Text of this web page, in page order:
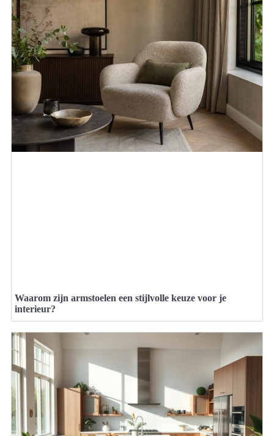
Waarom zijn armstoelen een stijlvolle keuze voor je
interieur?